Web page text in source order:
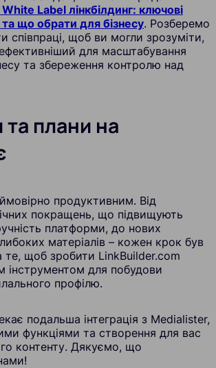
Label лінкбілдинг: ключові
та що обрати для бізнесу. Розберемо
співпраці, щоб ви могли зрозуміти,
для масштабування
та збереження контролю над
та плани на
продуктивним. Від
покращень, що підвищують
платформи, до нових
матеріалів – кожен крок був
те, щоб зробити LinkBuilder.com
інструментом для побудови
профілю.
подальша інтеграція з Medialister,
функціями та створення для вас
контенту. Дякуємо, що